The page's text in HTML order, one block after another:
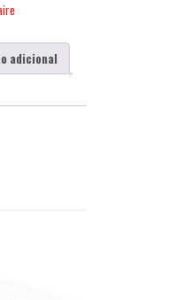
adicional